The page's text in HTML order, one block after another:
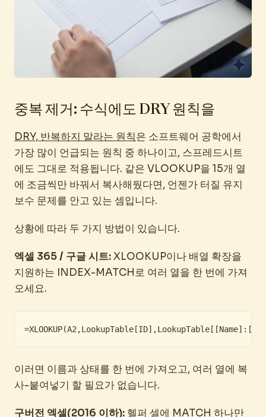
중복 제거: 수식에도 DRY 원칙을
DRY, 반복하지 말라는 원칙은 소프트웨어 공학에서
가장 많이 언급되는 원칙 중 하나이고, 스프레드시트
에도 그대로 적용됩니다. 같은 VLOOKUP을 15개 열
에 조금씩만 바꿔서 복사해뒀다면, 언젠가 터질 유지
보수 문제를 안고 있는 셈입니다.
상황에 따라 두 가지 방법이 있습니다.
엑셀 365 / 구글 시트:XLOOKUP이나 배열 확장을
지원하는 INDEX-MATCH로 여러 열을 한 번에 가져
오세요.
이러면 이름과 상태를 한 번에 가져오고, 여러 열에 복
사-붙여넣기 할 필요가 없습니다.
구버전 엑셀(2016 이하): 헬퍼 셀에 MATCH 하나만